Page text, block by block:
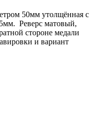
50мм утолщённая с
Реверс матовый,
стороне медали
и вариант